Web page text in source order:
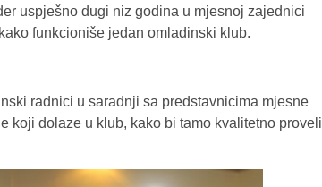
uspješno dugi niz godina u mjesnoj zajednici
funkcioniše jedan omladinski klub.
radnici u saradnji sa predstavnicima mjesne
koji dolaze u klub, kako bi tamo kvalitetno proveli